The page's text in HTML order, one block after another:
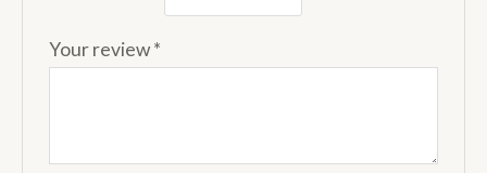
Your review*